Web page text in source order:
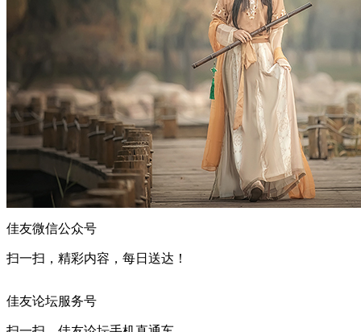
佳友微信公众号
扫一扫，精彩内容，每日送达！
佳友论坛服务号